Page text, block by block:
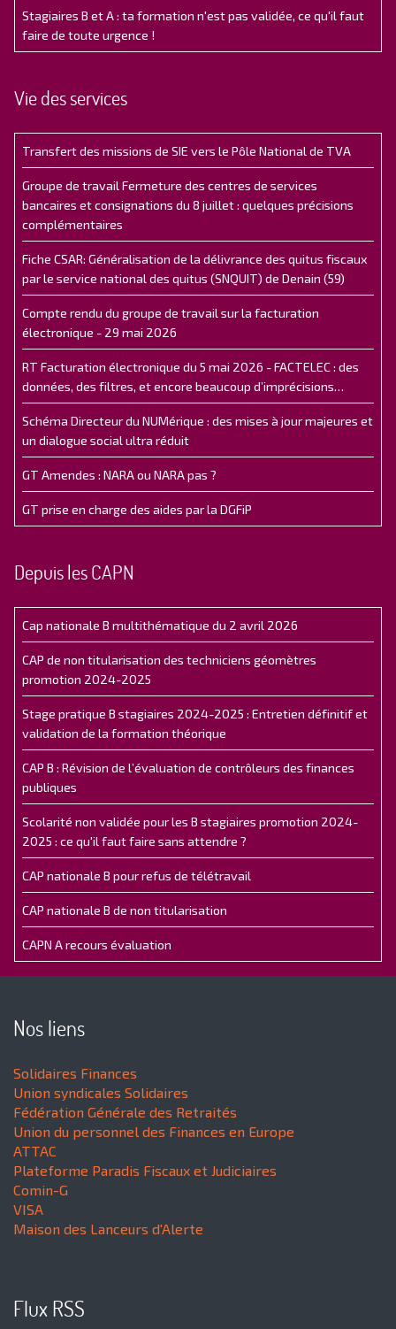
Stagiaires B et A : ta formation n'est pas validée, ce qu'il faut
faire de toute urgence !
Vie des services
Transfert des missions de SIE vers le Pôle National de TVA
Groupe de travail Fermeture des centres de services
bancaires et consignations du 8 juillet : quelques précisions
complémentaires
Fiche CSAR: Généralisation de la délivrance des quitus fiscaux
par le service national des quitus (SNQUIT) de Denain (59)
Compte rendu du groupe de travail sur la facturation
électronique - 29 mai 2026
RT Facturation électronique du 5 mai 2026 - FACTELEC : des
données, des filtres, et encore beaucoup d’imprécisions…
Schéma Directeur du NUMérique : des mises à jour majeures et
un dialogue social ultra réduit
GT Amendes : NARA ou NARA pas ?
GT prise en charge des aides par la DGFiP
Depuis les CAPN
Cap nationale B multithématique du 2 avril 2026
CAP de non titularisation des techniciens géomètres
promotion 2024-2025
Stage pratique B stagiaires 2024-2025 : Entretien définitif et
validation de la formation théorique
CAP B : Révision de l’évaluation de contrôleurs des finances
publiques
Scolarité non validée pour les B stagiaires promotion 2024-
2025 : ce qu'il faut faire sans attendre ?
CAP nationale B pour refus de télétravail
CAP nationale B de non titularisation
CAPN A recours évaluation
Nos liens
Solidaires Finances
Union syndicales Solidaires
Fédération Générale des Retraités
Union du personnel des Finances en Europe
ATTAC
Plateforme Paradis Fiscaux et Judiciaires
Comin-G
VISA
Maison des Lanceurs d'Alerte
Flux RSS